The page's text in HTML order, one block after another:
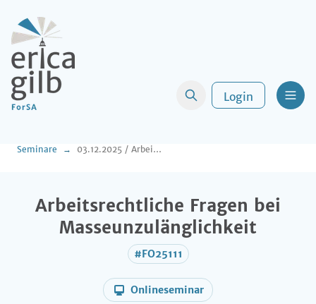
Login
Seminare 03.12.2025 / Arbeitsrechtliche Fragen bei Masseunzulänglichkeit
Arbeitsrechtliche Fragen bei
Masseunzulänglichkeit
#FO25111
Onlineseminar